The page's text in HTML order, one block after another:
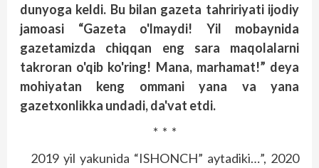
dunyoga keldi. Bu bilan gazeta tahririyati ijodiy
jamoasi “Gazeta o'lmaydi! Yil mobaynida
gazetamizda chiqqan eng sara maqolalarni
takroran o'qib ko'ring! Mana, marhamat!” deya
mohiyatan keng ommani yana va yana
gazetxonlikka undadi, da'vat etdi.
* * *
2019 yil yakunida “ISHONCH” aytadiki…”, 2020